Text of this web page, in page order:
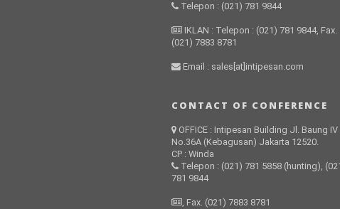
Telepon : (021) 781 9844
IKLAN : Telepon : (021) 781 9844, Fax.
(021) 7883 8781
Email : sales[at]intipesan.com
CONTACT OF CONFERENCE
OFFICE : Intipesan Building Jl. Baung IV
No.36A (Kebagusan) Jakarta 12520.
CP : Winda
Telepon : (021) 781 5858 (hunting),
781 9844
, Fax. (021) 7883 8781